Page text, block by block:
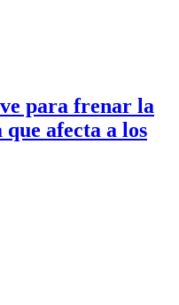
para frenar la
afecta a los